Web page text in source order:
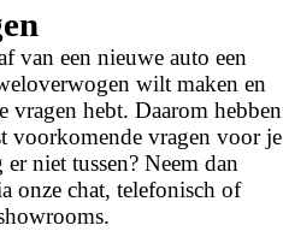
van een nieuwe auto een
wilt maken en
hebt. Daarom hebben
voorkomende vragen voor je
niet tussen? Neem dan
onze chat, telefonisch of